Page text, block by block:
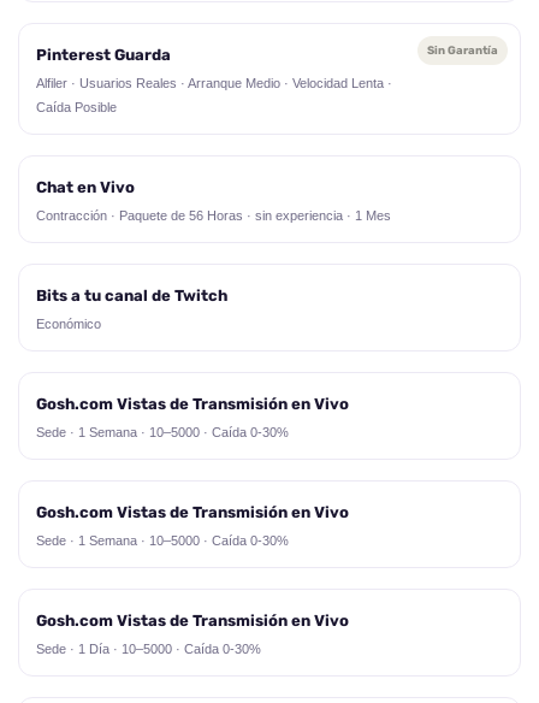
Sin Garantía
Pinterest Guarda
Alfiler · Usuarios Reales · Arranque Medio · Velocidad Lenta ·
Caída Posible
Chat en Vivo
Contracción · Paquete de 56 Horas · sin experiencia · 1 Mes
Bits a tu canal de Twitch
Económico
Gosh.com Vistas de Transmisión en Vivo
Sede · 1 Semana · 10–5000 · Caída 0-30%
Gosh.com Vistas de Transmisión en Vivo
Sede · 1 Semana · 10–5000 · Caída 0-30%
Gosh.com Vistas de Transmisión en Vivo
Sede · 1 Día · 10–5000 · Caída 0-30%